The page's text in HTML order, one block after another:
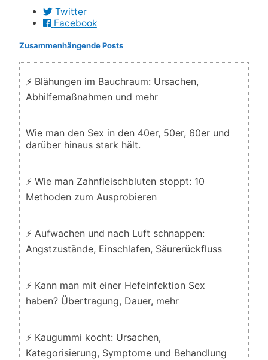
Twitter
Facebook
Zusammenhängende Posts
⚡ Blähungen im Bauchraum: Ursachen,
Abhilfemaßnahmen und mehr
Wie man den Sex in den 40er, 50er, 60er und
darüber hinaus stark hält.
⚡ Wie man Zahnfleischbluten stoppt: 10
Methoden zum Ausprobieren
⚡ Aufwachen und nach Luft schnappen:
Angstzustände, Einschlafen, Säurerückfluss
⚡ Kann man mit einer Hefeinfektion Sex
haben? Übertragung, Dauer, mehr
⚡ Kaugummi kocht: Ursachen,
Kategorisierung, Symptome und Behandlung